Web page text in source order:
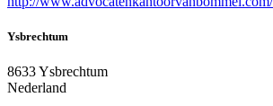
Ysbrechtum
8633 Ysbrechtum
Nederland